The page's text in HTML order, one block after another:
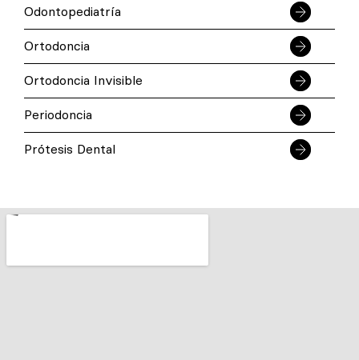
Odontopediatría
Ortodoncia
Ortodoncia Invisible
Periodoncia
Prótesis Dental